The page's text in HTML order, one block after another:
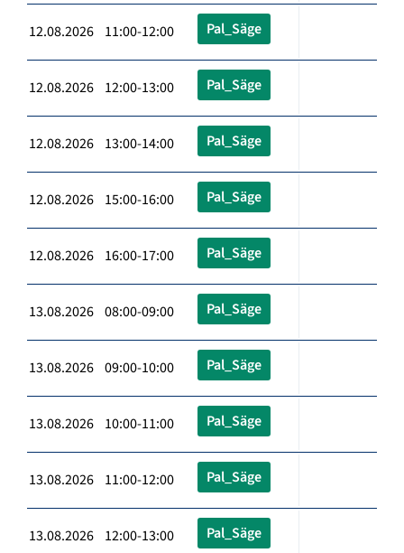
12.08.2026 11:00-12:00 Pal_Säge
12.08.2026 12:00-13:00 Pal_Säge
12.08.2026 13:00-14:00 Pal_Säge
12.08.2026 15:00-16:00 Pal_Säge
12.08.2026 16:00-17:00 Pal_Säge
13.08.2026 08:00-09:00 Pal_Säge
13.08.2026 09:00-10:00 Pal_Säge
13.08.2026 10:00-11:00 Pal_Säge
13.08.2026 11:00-12:00 Pal_Säge
13.08.2026 12:00-13:00 Pal_Säge